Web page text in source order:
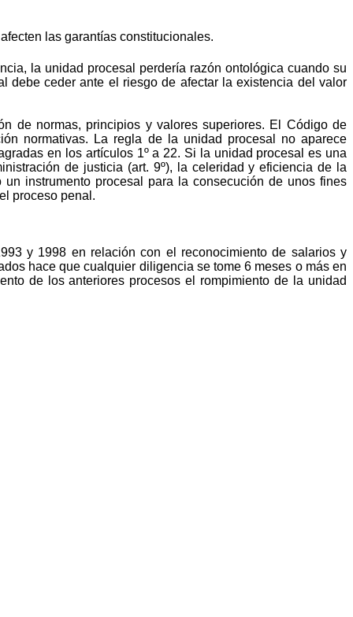
las garantías constitucionales.
la unidad procesal perdería razón ontológica cuando su
debe ceder ante el riesgo de afectar la existencia del valor
de normas, principios y valores superiores. El Código de
normativas. La regla de la unidad procesal no aparece
en los artículos 1º a 22. Si la unidad procesal es una
de justicia (art. 9º), la celeridad y eficiencia de la
instrumento procesal para la consecución de unos fines
proceso penal.
y 1998 en relación con el reconocimiento de salarios y
hace que cualquier diligencia se tome 6 meses o más en
de los anteriores procesos el rompimiento de la unidad